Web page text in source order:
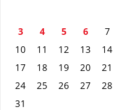
3
4 5 6 7
10
11 12 13 14
17
18 19 20 21
24
25 26 27 28
31